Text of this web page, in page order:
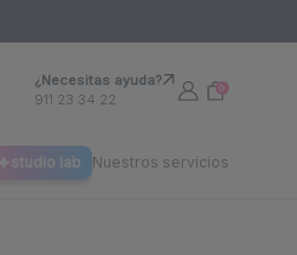
¿Necesitas ayuda?
911 23 34 22
0
studio lab Nuestros servicios